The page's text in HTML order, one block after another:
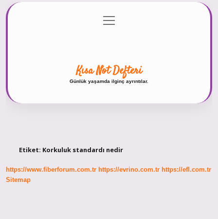
Gizlilik Politikası
menüyü
aç
Kısa Not Defteri
Günlük yaşamda ilginç ayrıntılar.
Etiket: Korkuluk standardı nedir
https://www.fiberforum.com.tr https://evrino.com.tr https://efl.com.tr
Sitemap